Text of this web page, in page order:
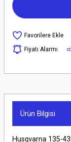
Fiyatı Alarmı
Ürün Bilgisi
Husqvarna 135-